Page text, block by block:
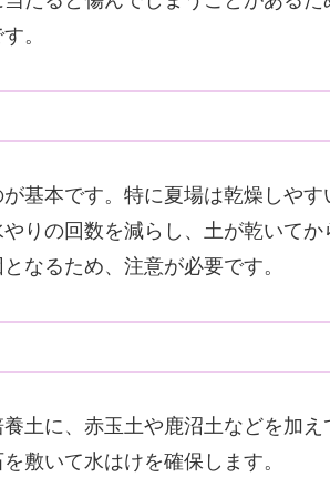
。
基本です。特に夏場は乾燥しや
りの回数を減らし、土が乾いて
なるため、注意が必要です。
土に、赤玉土や鹿沼土などを加え
敷いて水はけを確保します。